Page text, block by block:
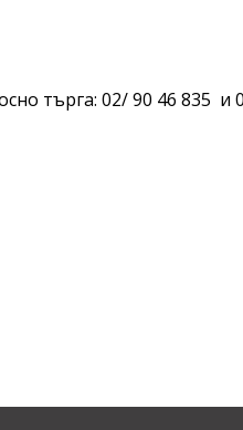
търга: 02/ 90 46 835 и